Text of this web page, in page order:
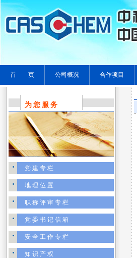
首 页 公司概况 合作项目
为您服务
党建专栏
地理位置
职称评审专栏
党委书记信箱
安全工作专栏
知识产权